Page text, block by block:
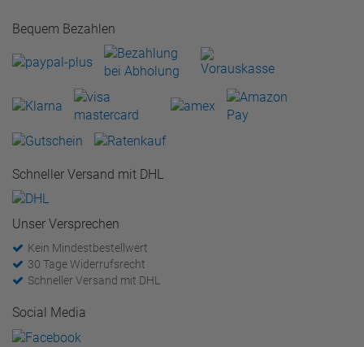
Bequem Bezahlen
Schneller Versand mit DHL
Unser Versprechen
Kein Mindestbestellwert
30 Tage Widerrufsrecht
Schneller Versand mit DHL
Social Media